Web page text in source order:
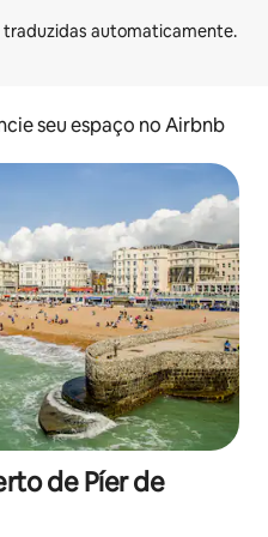
seu espaço no Airbnb
de Píer de